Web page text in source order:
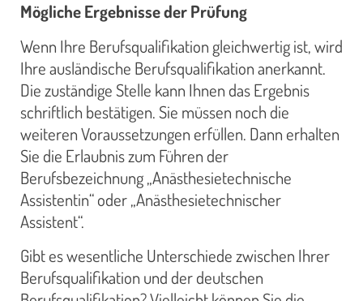
Mögliche Ergebnisse der Prüfung
Wenn Ihre Berufsqualifikation gleichwertig ist, wird
Ihre ausländische Berufsqualifikation anerkannt.
Die zuständige Stelle kann Ihnen das Ergebnis
schriftlich bestätigen. Sie müssen noch die
weiteren Voraussetzungen erfüllen. Dann erhalten
Sie die Erlaubnis zum Führen der
Berufsbezeichnung „Anästhesietechnische
Assistentin“ oder „Anästhesietechnischer
Assistent“.
Gibt es wesentliche Unterschiede zwischen Ihrer
Berufsqualifikation und der deutschen